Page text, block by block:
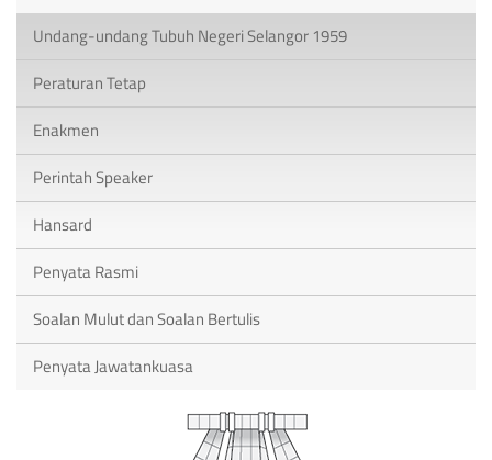
Undang-undang Tubuh Negeri Selangor 1959
Peraturan Tetap
Enakmen
Perintah Speaker
Hansard
Penyata Rasmi
Soalan Mulut dan Soalan Bertulis
Penyata Jawatankuasa